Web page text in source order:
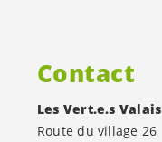
Contact
Les Vert.e.s Valais
Route du village 26